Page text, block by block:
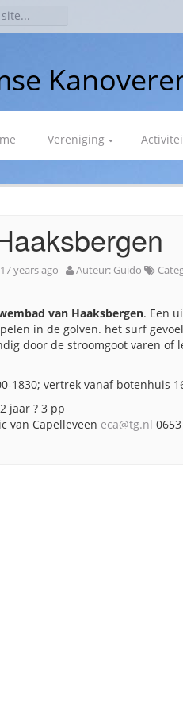
Vereniging
17 years ago Auteur: Guido
van Haaksbergen. Een
in de golven. het surf
door de stroomgoot varen of
1830; vertrek vanaf botenhuis
jaar ? 3 pp
van Capelleveen eca@tg.nl